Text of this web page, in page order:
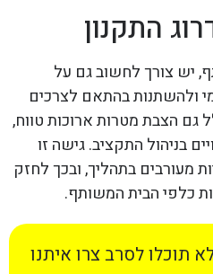
התקנון
יש צורך לחשוב גם על
ולהשתנות בהתאם לצרכים
גם הצבת מטרות ארוכות טווח,
בניהול התקציב. גישה זו
מעורבים בתהליך, ובכך לחזק
כלפי הבית המשותף.
לסרב צרו איתנו